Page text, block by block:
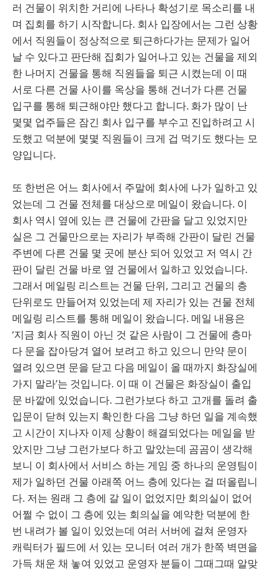
러 건물이 위치한 거리에 나타나 확성기로 목소리를 내
며 집회를 하기 시작합니다. 회사 입장에서는 그런 상황
에서 직원들이 정상적으로 퇴근하다가는 문제가 일어
날 수 있다고 판단해 집회가 일어나고 있는 건물을 제외
한 나머지 건물을 통해 직원들을 퇴근 시켰는데 이 때
서로 다른 건물 사이를 옥상을 통해 건너가 다른 건물
입구를 통해 퇴근해야만 했다고 합니다. 화가 많이 난
몇몇 업주들은 잠긴 회사 입구를 부수고 진입하려고 시
도했고 덕분에 몇몇 직원들이 크게 겁 먹기도 했다는 모
양입니다.
또 한번은 어느 회사에서 주말에 회사에 나가 일하고 있
었는데 그 건물 전체를 대상으로 메일이 왔습니다. 이
회사 역시 옆에 있는 큰 건물에 간판을 달고 있었지만
실은 그 건물만으로는 자리가 부족해 간판이 달린 건물
주변에 다른 건물 몇 곳에 분산 되어 있었고 저 역시 간
판이 달린 건물 바로 옆 건물에서 일하고 있었습니다.
그래서 메일링 리스트는 건물 단위, 그리고 건물의 층
단위로도 만들어져 있었는데 제 자리가 있는 건물 전체
메일링 리스트를 통해 메일이 왔습니다. 메일 내용은
‘지금 회사 직원이 아닌 것 같은 사람이 그 건물에 층마
다 문을 잡아당겨 열어 보려고 하고 있으니 만약 문이
열려 있으면 문을 닫고 다음 메일이 올 때까지 화장실에
가지 말라’는 것입니다. 이 때 이 건물은 화장실이 출입
문 바깥에 있었습니다. 그런가보다 하고 고개를 돌려 출
입문이 닫혀 있는지 확인한 다음 그냥 하던 일을 계속했
고 시간이 지나자 이제 상황이 해결되었다는 메일을 받
았지만 그냥 그런가보다 하고 말았는데 곰곰이 생각해
보니 이 회사에서 서비스 하는 게임 중 하나의 운영팀이
제가 일하던 건물 아래쪽 어느 층에 있다는 걸 떠올립니
다. 저는 원래 그 층에 갈 일이 없었지만 회의실이 없어
어쩔 수 없이 그 층에 있는 회의실을 예약한 덕분에 한
번 내려가 볼 일이 있었는데 여러 서버에 걸쳐 운영자
캐릭터가 필드에 서 있는 모니터 여러 개가 한쪽 벽면을
가득 채운 채 놓여 있었고 운영자 분들이 그때그때 알맞